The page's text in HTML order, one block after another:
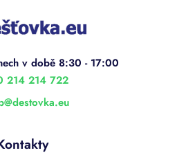
@destovka.eu
214 214 722